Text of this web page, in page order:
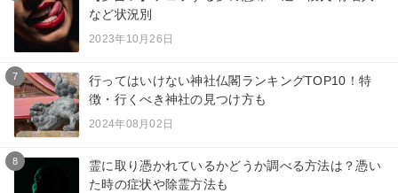
など状況別
2023年10月26日
7
行ってはいけない神社仏閣ランキングTOP10！特
徴・行くべき神社の見つけ方も
2024年08月02日
8
霊に取り憑かれているかどうか調べる方法は？憑い
た時の症状や除霊方法も